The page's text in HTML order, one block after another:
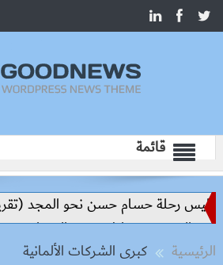
قائمة
رحلة حسام حسن نحو المجد (تقرير)
والحد من مخاطر مرض السعار
الرئيسية
كبرى الشركات الألمانية